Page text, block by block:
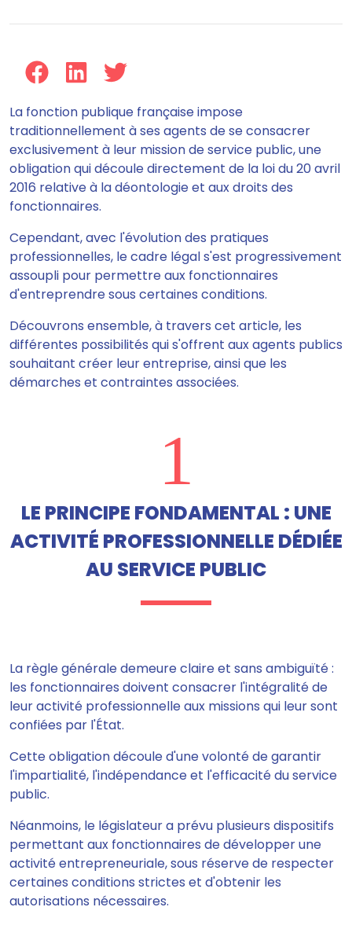
La fonction publique française impose
traditionnellement à ses agents de se consacrer
exclusivement à leur mission de service public, une
obligation qui découle directement de la loi du 20 avril
2016 relative à la déontologie et aux droits des
fonctionnaires.
Cependant, avec l'évolution des pratiques
professionnelles, le cadre légal s'est progressivement
assoupli pour permettre aux fonctionnaires
d'entreprendre sous certaines conditions.
Découvrons ensemble, à travers cet article, les
différentes possibilités qui s'offrent aux agents publics
souhaitant créer leur entreprise, ainsi que les
démarches et contraintes associées.
1
LE PRINCIPE FONDAMENTAL : UNE
ACTIVITÉ PROFESSIONNELLE DÉDIÉE
AU SERVICE PUBLIC
La règle générale demeure claire et sans ambiguïté :
les fonctionnaires doivent consacrer l'intégralité de
leur activité professionnelle aux missions qui leur sont
confiées par l'État.
Cette obligation découle d'une volonté de garantir
l'impartialité, l'indépendance et l'efficacité du service
public.
Néanmoins, le législateur a prévu plusieurs dispositifs
permettant aux fonctionnaires de développer une
activité entrepreneuriale, sous réserve de respecter
certaines conditions strictes et d'obtenir les
autorisations nécessaires.